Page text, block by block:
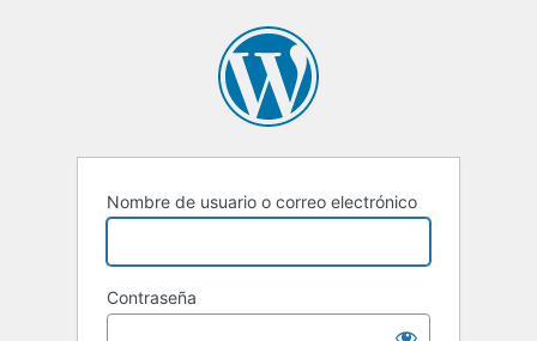
Nombre de usuario o correo electrónico
Contraseña